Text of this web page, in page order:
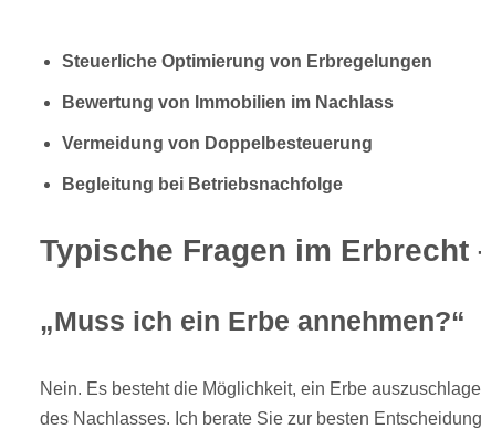
Steuerliche Optimierung von Erbregelungen
Bewertung von Immobilien im Nachlass
Vermeidung von Doppelbesteuerung
Begleitung bei Betriebsnachfolge
Typische Fragen im
„Muss ich ein Erbe annehmen?“
Nein. Es besteht die Möglichkeit, ein Erbe
des Nachlasses. Ich berate Sie zur besten